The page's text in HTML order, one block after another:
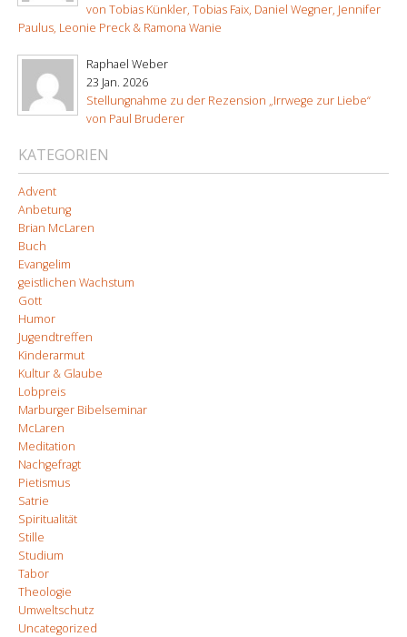
von Tobias Künkler, Tobias Faix, Daniel Wegner, Jennifer
Paulus, Leonie Preck & Ramona Wanie
Raphael Weber
23 Jan. 2026
Stellungnahme zu der Rezension „Irrwege zur Liebe“
von Paul Bruderer
KATEGORIEN
Advent
Anbetung
Brian McLaren
Buch
Evangelim
geistlichen Wachstum
Gott
Humor
Jugendtreffen
Kinderarmut
Kultur & Glaube
Lobpreis
Marburger Bibelseminar
McLaren
Meditation
Nachgefragt
Pietismus
Satrie
Spiritualität
Stille
Studium
Tabor
Theologie
Umweltschutz
Uncategorized